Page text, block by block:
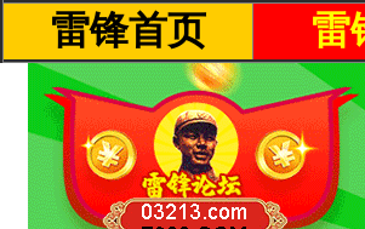
雷锋首页 雷